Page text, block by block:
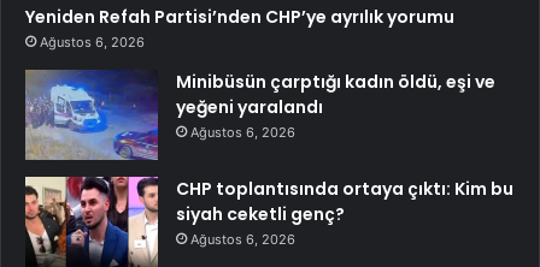
Yeniden Refah Partisi’nden CHP’ye ayrılık yorumu
Ağustos 6, 2026
Minibüsün çarptığı kadın öldü, eşi ve
yeğeni yaralandı
Ağustos 6, 2026
CHP toplantısında ortaya çıktı: Kim bu
siyah ceketli genç?
Ağustos 6, 2026